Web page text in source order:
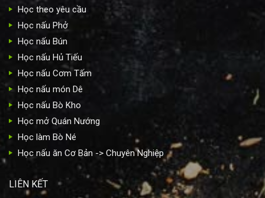
Học theo yêu cầu
Học nấu Phở
Học nấu Bún
Học nấu Hủ Tiếu
Học nấu Cơm Tấm
Học nấu món Dê
Học nấu Bò Kho
Học mở Quán Nướng
Học làm Bò Né
Học nấu ăn Cơ Bản -> Chuyên Nghiệp
LIÊN KẾT